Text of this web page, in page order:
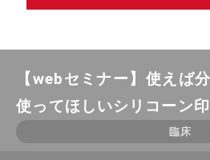
【webセミナー】使え
使ってほしいシリコーン
臨床